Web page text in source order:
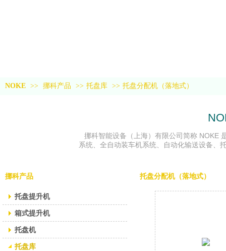
NOKE >> 挪科产品 >> 托盘库 >> 托盘分配机（落地式）
挪科智能设备（上海）有限公司简称 NOKE
系统、全自动装车机系统、自动化输送设备、
挪科产品
托盘提升机
箱式提升机
托盘机
托盘库
托盘分配机（落地式）